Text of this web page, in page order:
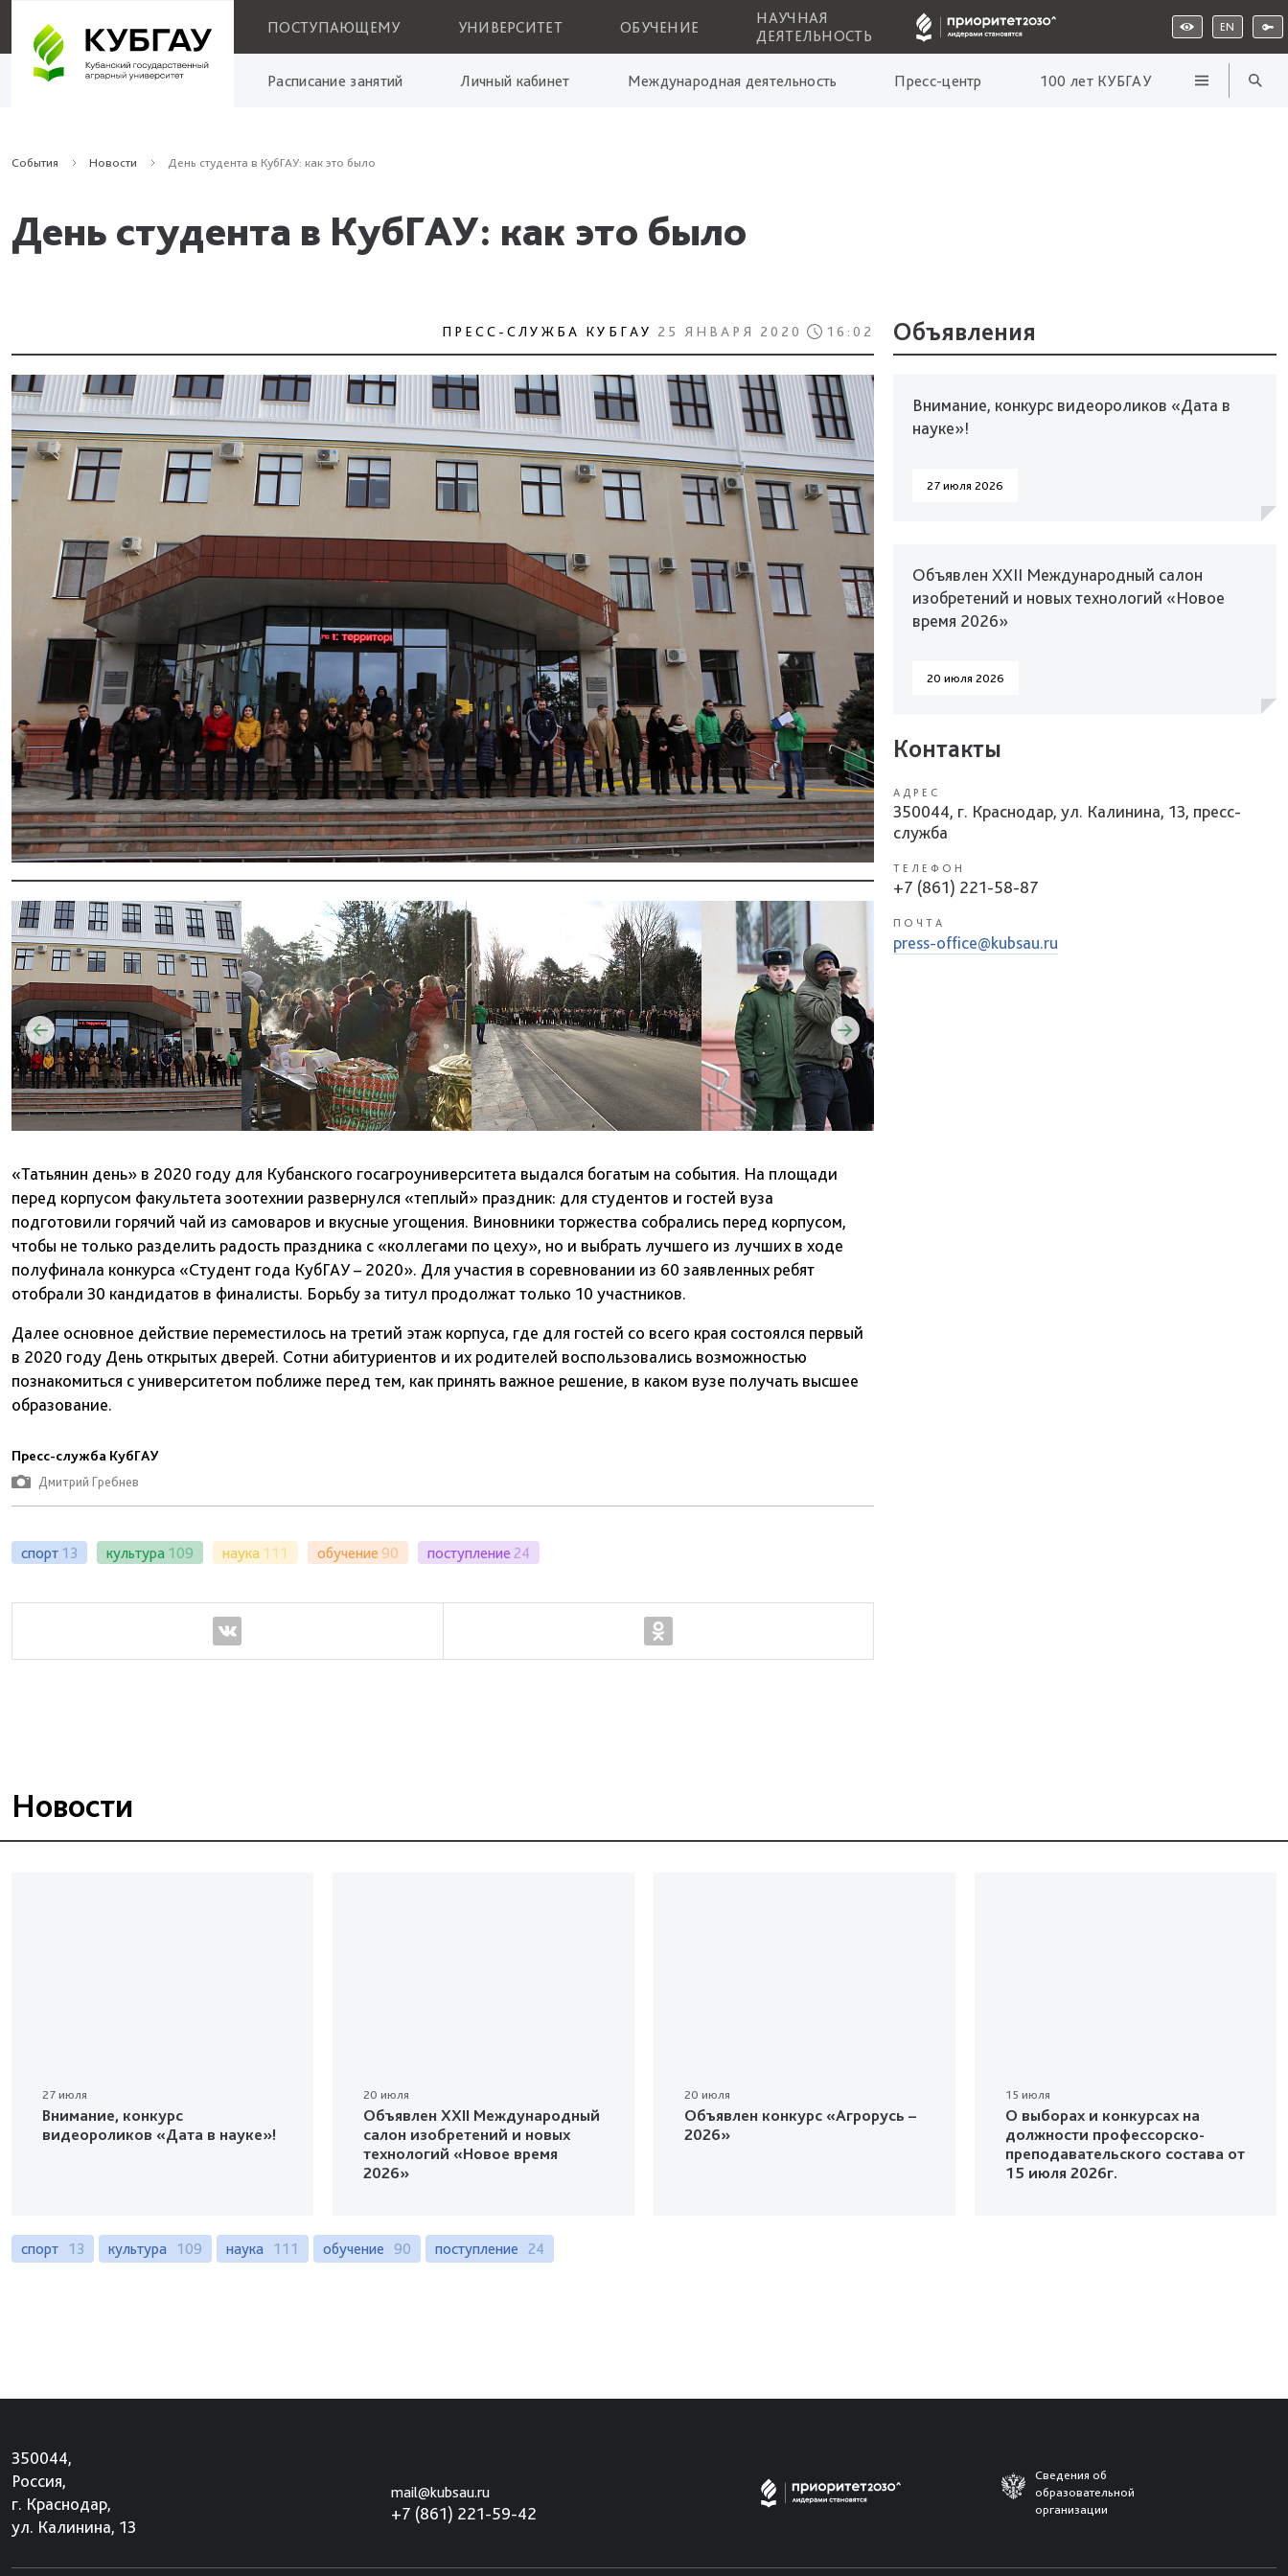
ПОСТУПАЮЩЕМУ УНИВЕРСИТЕТ ОБУЧЕНИЕ
НАУЧНАЯ
ДЕЯТЕЛЬНОСТЬ
EN
Расписание занятий Личный кабинет Международная деятельность Пресс-центр 100 лет КУБГАУ
События Новости День студента в КубГАУ: как это было
День студента в КубГАУ: как это было
ПРЕСС-СЛУЖБА КУБГАУ 25 ЯНВАРЯ 2020 16:02
«Татьянин день» в 2020 году для Кубанского госагроуниверситета выдался богатым на события. На площади
перед корпусом факультета зоотехнии развернулся «теплый» праздник: для студентов и гостей вуза
подготовили горячий чай из самоваров и вкусные угощения. Виновники торжества собрались перед корпусом,
чтобы не только разделить радость праздника с «коллегами по цеху», но и выбрать лучшего из лучших в ходе
полуфинала конкурса «Студент года КубГАУ – 2020». Для участия в соревновании из 60 заявленных ребят
отобрали 30 кандидатов в финалисты. Борьбу за титул продолжат только 10 участников.
Далее основное действие переместилось на третий этаж корпуса, где для гостей со всего края состоялся первый
в 2020 году День открытых дверей. Сотни абитуриентов и их родителей воспользовались возможностью
познакомиться с университетом поближе перед тем, как принять важное решение, в каком вузе получать высшее
образование.
Пресс-служба КубГАУ
Дмитрий Гребнев
спорт 13 культура 109 наука 111 обучение 90 поступление 24
Объявления
Внимание, конкурс видеороликов «Дата в
науке»!
27 июля 2026
Объявлен XXII Международный салон
изобретений и новых технологий «Новое
время 2026»
20 июля 2026
Контакты
АДРЕС
350044, г. Краснодар, ул. Калинина, 13, пресс-
служба
ТЕЛЕФОН
+7 (861) 221-58-87
ПОЧТА
press-office@kubsau.ru
Новости
27 июля
Внимание, конкурс
видеороликов «Дата в науке»!
20 июля
Объявлен XXII Международный
салон изобретений и новых
технологий «Новое время
2026»
20 июля
Объявлен конкурс «Агрорусь –
2026»
15 июля
О выборах и конкурсах на
должности профессорско-
преподавательского состава от
15 июля 2026г.
спорт 13 культура 109 наука 111 обучение 90 поступление 24
350044,
Россия,
г. Краснодар,
ул. Калинина, 13
mail@kubsau.ru
+7 (861) 221-59-42
Сведения об
образовательной
организации